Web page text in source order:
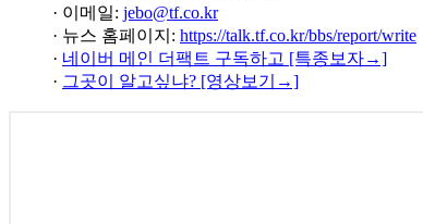
· 이메일: jebo@tf.co.kr
· 뉴스 홈페이지: https://talk.tf.co.kr/bbs/report/write
· 네이버 메인 더팩트 구독하고 [특종보자→]
· 그곳이 알고싶냐? [영상보기→]